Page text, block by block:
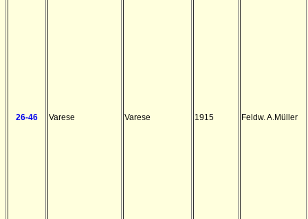
26-46 Varese Varese 1915 Feldw. A.Müller